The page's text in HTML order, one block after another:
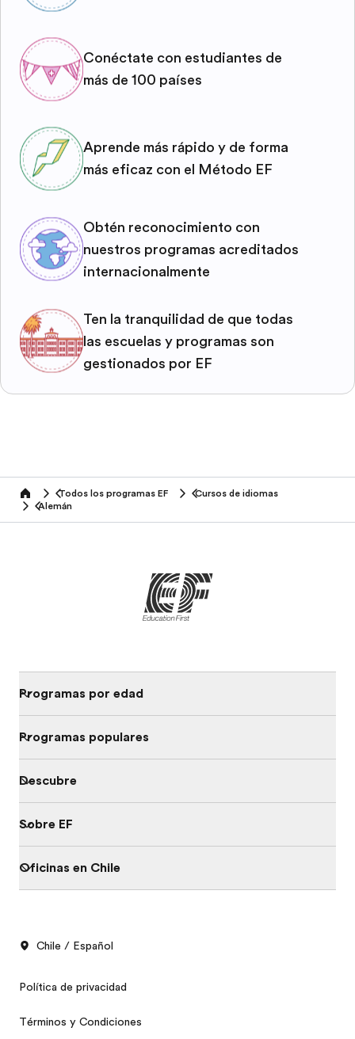
Conéctate con estudiantes de
más de 100 países
Aprende más rápido y de forma
más eficaz con el Método EF
Obtén reconocimiento con
nuestros programas acreditados
internacionalmente
Ten la tranquilidad de que todas
las escuelas y programas son
gestionados por EF
home Todos los programas EF
Cursos de idiomas
Alemán
Programas por edad
Programas populares
Descubre
Sobre EF
Oficinas en Chile
Chile / Español
Política de privacidad
Términos y Condiciones